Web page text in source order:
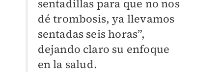
sentadillas para que no nos
dé trombosis, ya llevamos
sentadas seis horas”,
dejando claro su enfoque
en la salud.